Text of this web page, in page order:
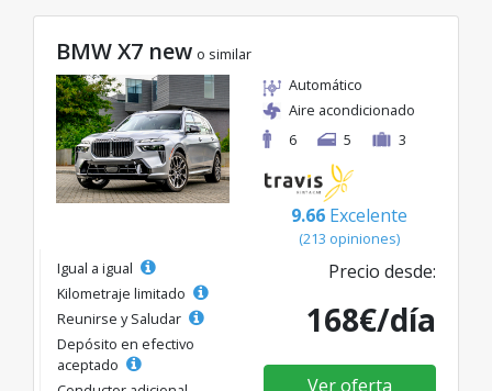
BMW X7 new o similar
Automático
Aire acondicionado
6
5 3
9.66 Excelente
(213 opiniones)
Igual a igual
Kilometraje limitado
Reunirse y Saludar
Depósito en efectivo
aceptado
Precio desde:
168€/día
Ver oferta